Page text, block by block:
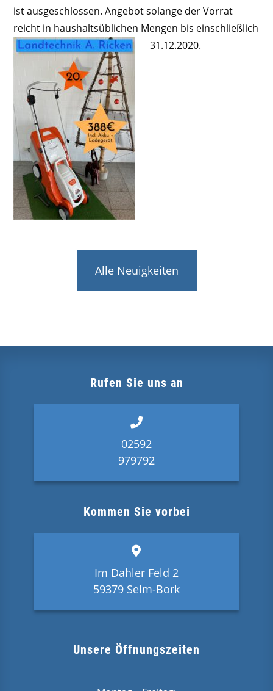
ist ausgeschlossen. Angebot solange der Vorrat
reicht in haushaltsüblichen Mengen bis einschließlich
31.12.2020.
Alle Neuigkeiten
Rufen Sie uns an
02592
979792
Kommen Sie vorbei
Im Dahler Feld 2
59379 Selm-Bork
Unsere Öffnungszeiten